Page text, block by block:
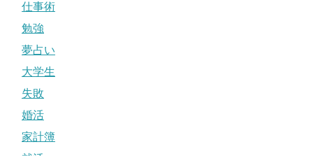
仕事術
勉強
夢占い
大学生
失敗
婚活
家計簿